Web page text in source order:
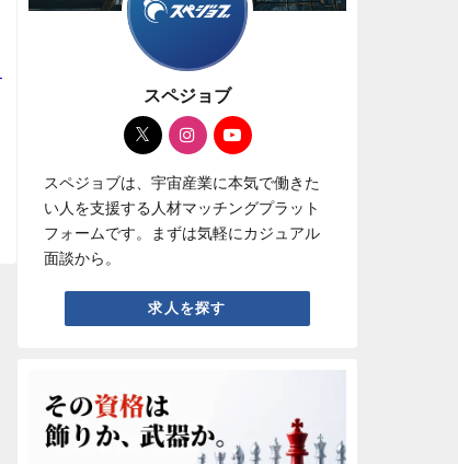
スペジョブ
スペジョブは、宇宙産業に本気で働きた
い人を支援する人材マッチングプラット
フォームです。まずは気軽にカジュアル
面談から。
求人を探す